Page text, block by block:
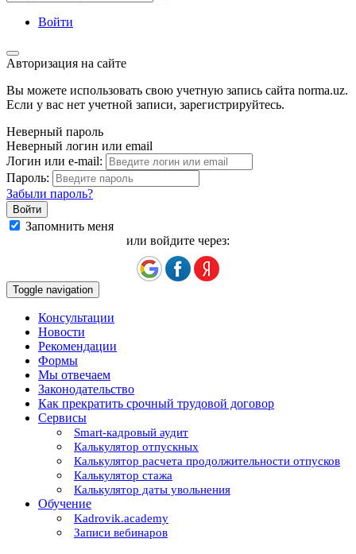
Войти
Авторизация на сайте
Вы можете использовать свою учетную запись сайта norma.uz.
Если у вас нет учетной записи, зарегистрируйтесь.
Неверный пароль
Неверный логин или email
Логин или e-mail:
Пароль:
Забыли пароль?
Запомнить меня
или войдите через:
Toggle navigation
Консультации
Новости
Рекомендации
Формы
Мы отвечаем
Законодательство
Как прекратить срочный трудовой договор
Сервисы
Smart-кадровый аудит
Калькулятор отпускных
Калькулятор расчета продолжительности отпусков
Калькулятор стажа
Калькулятор даты увольнения
Обучение
Kadrovik.academy
Записи вебинаров